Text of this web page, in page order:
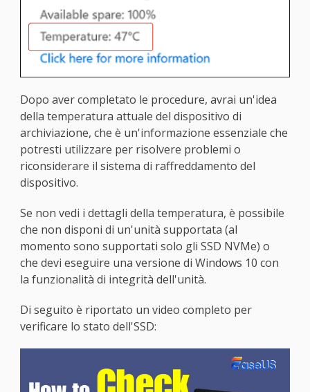
Dopo aver completato le procedure, avrai un'idea
della temperatura attuale del dispositivo di
archiviazione, che è un'informazione essenziale che
potresti utilizzare per risolvere problemi o
riconsiderare il sistema di raffreddamento del
dispositivo.
Se non vedi i dettagli della temperatura, è possibile
che non disponi di un'unità supportata (al
momento sono supportati solo gli SSD NVMe) o
che devi eseguire una versione di Windows 10 con
la funzionalità di integrità dell'unità.
Di seguito è riportato un video completo per
verificare lo stato dell'SSD: